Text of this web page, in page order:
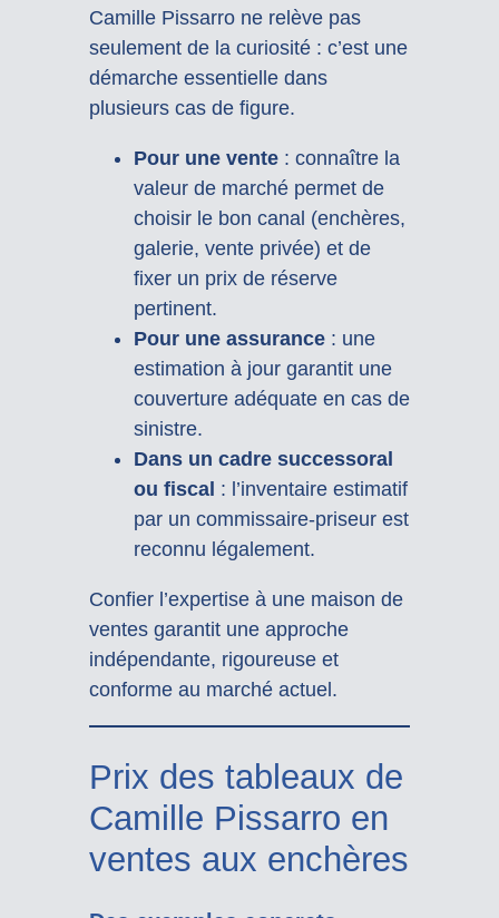
Camille Pissarro ne relève pas
seulement de la curiosité : c’est une
démarche essentielle dans
plusieurs cas de figure.
Pour une vente: connaître la
valeur de marché permet de
choisir le bon canal (enchères,
galerie, vente privée) et de
fixer un prix de réserve
pertinent.
Pour une assurance: une
estimation à jour garantit une
couverture adéquate en cas de
sinistre.
Dans un cadre successoral
ou fiscal : l’inventaire estimatif
par un commissaire-priseur est
reconnu légalement.
Confier l’expertise à une maison de
ventes garantit une approche
indépendante, rigoureuse et
conforme au marché actuel.
Prix des tableaux de
Camille Pissarro en
ventes aux enchères